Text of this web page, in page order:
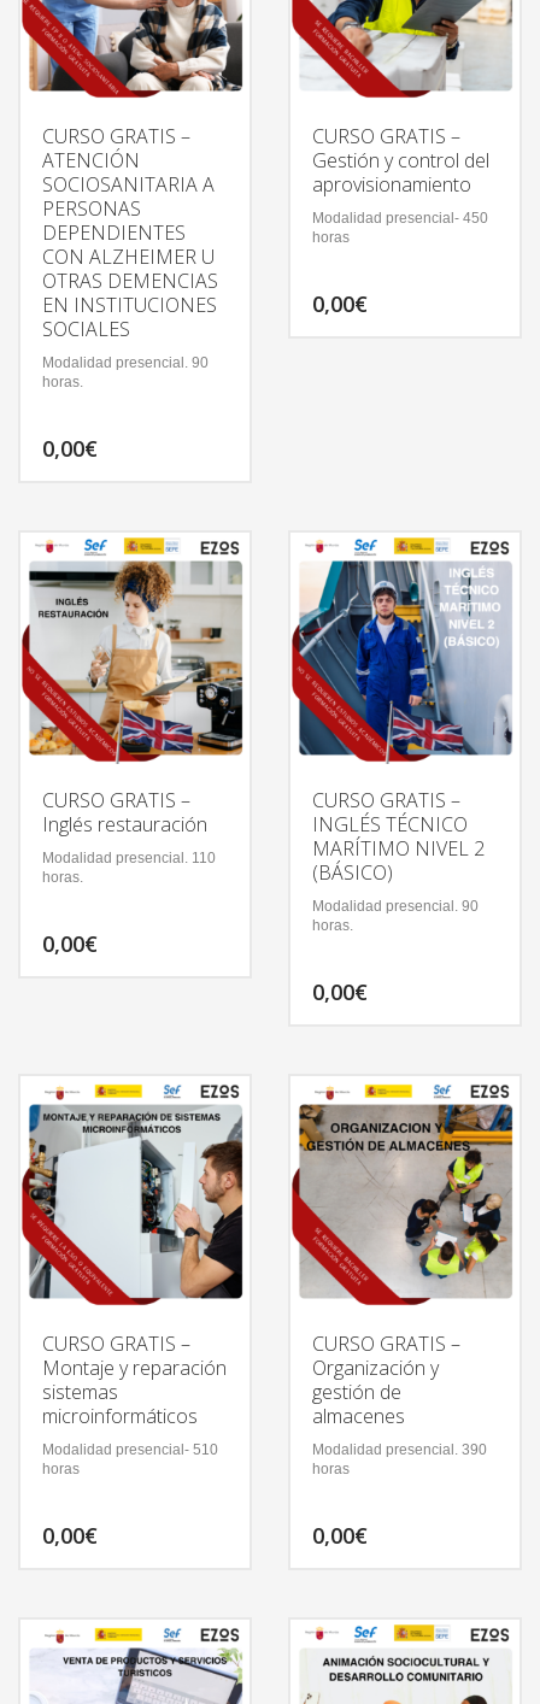
CURSO GRATIS –
ATENCIÓN
SOCIOSANITARIA A
PERSONAS
DEPENDIENTES
CON ALZHEIMER U
OTRAS DEMENCIAS
EN INSTITUCIONES
SOCIALES
Modalidad presencial. 90
horas.
0,00€
CURSO GRATIS –
Gestión y control del
aprovisionamiento
Modalidad presencial- 450
horas
0,00€
CURSO GRATIS –
Inglés restauración
Modalidad presencial. 110
horas.
0,00€
CURSO GRATIS –
INGLÉS TÉCNICO
MARÍTIMO NIVEL 2
(BÁSICO)
Modalidad presencial. 90
horas.
0,00€
CURSO GRATIS –
Montaje y reparación
sistemas
microinformáticos
Modalidad presencial- 510
horas
0,00€
CURSO GRATIS –
Organización y
gestión de
almacenes
Modalidad presencial. 390
horas
0,00€